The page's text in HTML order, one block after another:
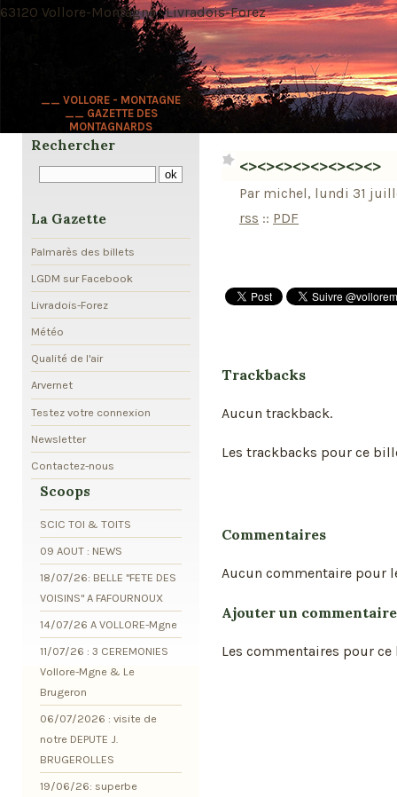
__ VOLLORE - MONTAGNE
__ GAZETTE DES
MONTAGNARDS
63120 Vollore-Montagne · Livradois-Forez
<><><><><><><><>
Par michel, lundi 31
rss :: PDF
Trackbacks
Aucun trackback.
Les trackbacks pour ce
Commentaires
Aucun commentaire pour
Ajouter un commentaire
Les commentaires pour
Rechercher
La Gazette
Palmarès des billets
LGDM sur Facebook
Livradois-Forez
Météo
Qualité de l'air
Arvernet
Testez votre connexion
Newsletter
Contactez-nous
Scoops
SCIC TOI & TOITS
09 AOUT : NEWS
18/07/26: BELLE "FETE DES
VOISINS" A FAFOURNOUX
14/07/26 A VOLLORE-Mgne
11/07/26 : 3 CEREMONIES
Vollore-Mgne & Le
Brugeron
06/07/2026 : visite de
notre DEPUTE J.
BRUGEROLLES
19/06/26: superbe